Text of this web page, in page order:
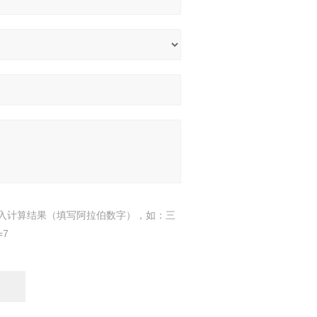
计算结果（填写阿拉伯数字），如：三